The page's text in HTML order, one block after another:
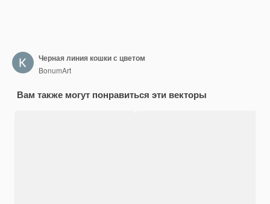
Черная линия кошки с цветом
BonumArt
Вам также могут понравиться эти векторы